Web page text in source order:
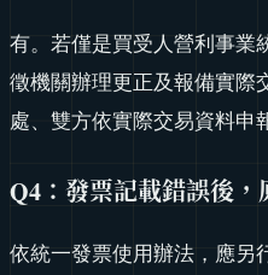
有。若僅是買受人營利事業
徵機關辦理更正及報備實際
處、雙方依實際交易資料申
Q4：發票記載錯誤後，
依統一發票使用辦法，應另